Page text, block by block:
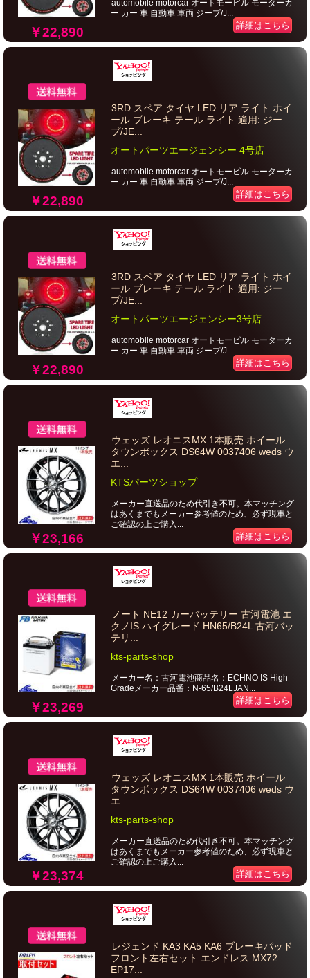
￥22,890
automobile motorcar オートモービル モーターカ
ー カー 車 自動車 車両 ジープ/J...
詳細はこちら
￥22,890
3RD スペア タイヤ LED リア ライト ホイ
ール ブレーキ テール ライト 適用: ジー
プ/JE...
オートパーツエージェンシー 4号店
automobile motorcar オートモービル モーターカ
ー カー 車 自動車 車両 ジープ/J...
詳細はこちら
￥22,890
3RD スペア タイヤ LED リア ライト ホイ
ール ブレーキ テール ライト 適用: ジー
プ/JE...
オートパーツエージェンシー3号店
automobile motorcar オートモービル モーターカ
ー カー 車 自動車 車両 ジープ/J...
詳細はこちら
￥23,166
ウェッズ レオニスMX 1本販売 ホイール
タウンボックス DS64W 0037406 weds ウ
エ...
KTSパーツショップ
メーカー直送品のため代引き不可。本マッチング
はあくまでもメーカー参考値のため、必ず現車と
ご確認の上ご購入...
詳細はこちら
￥23,269
ノート NE12 カーバッテリー 古河電池 エ
クノIS ハイグレード HN65/B24L 古河バッ
テリ...
kts-parts-shop
メーカー名：古河電池商品名：ECHNO IS High
Gradeメーカー品番：N-65/B24LJAN...
詳細はこちら
￥23,374
ウェッズ レオニスMX 1本販売 ホイール
タウンボックス DS64W 0037406 weds ウ
エ...
kts-parts-shop
メーカー直送品のため代引き不可。本マッチング
はあくまでもメーカー参考値のため、必ず現車と
ご確認の上ご購入...
詳細はこちら
レジェンド KA3 KA5 KA6 ブレーキパッド
フロント左右セット エンドレス MX72
EP17...